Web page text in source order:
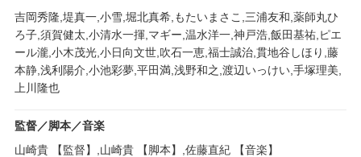
吉岡秀隆,堤真一,小雪,堀北真希,もたいまさこ,三浦友和,薬師丸ひ
ろ子,須賀健太,小清水一揮,マギー,温水洋一,神戸浩,飯田基祐,ピエ
ール瀧,小木茂光,小日向文世,吹石一恵,福士誠治,貫地谷しほり,藤
本静,浅利陽介,小池彩夢,平田満,浅野和之,渡辺いっけい,手塚理美,
上川隆也
監督／脚本／音楽
山崎貴 【監督】,山崎貴 【脚本】,佐藤直紀 【音楽】